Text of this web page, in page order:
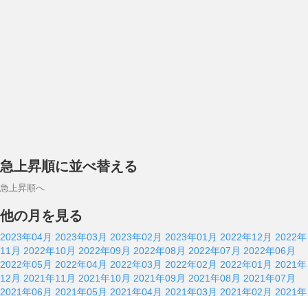
急上昇順に並べ替える
急上昇順へ
他の月を見る
2023年04月 2023年03月 2023年02月 2023年01月 2022年12月 2022年
11月 2022年10月 2022年09月 2022年08月 2022年07月 2022年06月
2022年05月 2022年04月 2022年03月 2022年02月 2022年01月 2021年
12月 2021年11月 2021年10月 2021年09月 2021年08月 2021年07月
2021年06月 2021年05月 2021年04月 2021年03月 2021年02月 2021年